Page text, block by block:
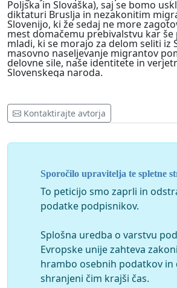
Poljska in Slovaška), saj se bomo
diktaturi Bruslja in nezakonitim
Slovenijo, ki že sedaj ne more
mest domačemu prebivalstvu kar
mladi, ki se morajo za delom seliti iz
masovno naseljevanje migrantov
delovne sile, naše identitete in
Slovenskega naroda.
Kontaktirajte avtorja
Sporočilo upravitelja te spletne
To peticijo smo zaprli in
podatke podpisnikov.
Splošna uredba o varstvu
Evropske unije zahteva
hrambo osebnih podatkov in
shranjeni čim krajši čas.